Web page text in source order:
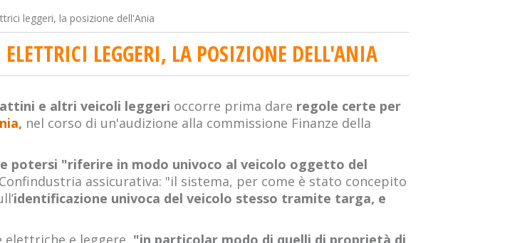
leggeri, la posizione dell'Ania
LEGGERI, LA POSIZIONE DELL'ANIA
e altri veicoli leggeri occorre prima dare regole certe per
nel corso di un'audizione alla commissione Finanze della
potersi "riferire in modo univoco al veicolo oggetto del
assicurativa: "il sistema, per come è stato concepito
identificazione univoca del veicolo stesso tramite targa, e
e leggere, "in particolar modo di quelli di proprietà di